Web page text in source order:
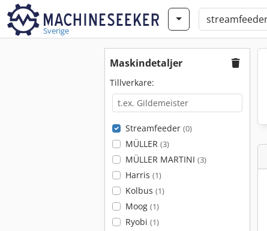
Sverige
Maskindetaljer
Tillverkare:
Streamfeeder (0)
MÜLLER (3)
MÜLLER MARTINI (3)
Harris (1)
Kolbus (1)
Moog (1)
Ryobi (1)